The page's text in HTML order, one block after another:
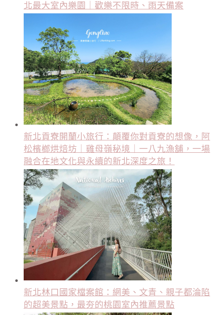
北最大室內樂園｜歡樂不限時、雨天備案
新北貢寮開蘭小旅行：顛覆你對貢寮的想像，阿
松檳榔烘焙坊｜雞母嶺秘境｜一八九漁舖，一場
融合在地文化與永續的新北深度之旅！
新北林口國家檔案館：網美、文青、親子都淪陷
的超美景點，最夯的桃園室內推薦景點